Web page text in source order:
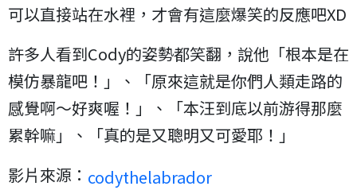
可以直接站在水裡，才會有這麼爆笑的反應吧XD
許多人看到Cody的姿勢都笑翻，說他「根本是在
模仿暴龍吧！」、「原來這就是你們人類走路的
感覺啊～好爽喔！」、「本汪到底以前游得那麼
累幹嘛」、「真的是又聰明又可愛耶！」
影片來源： codythelabrador